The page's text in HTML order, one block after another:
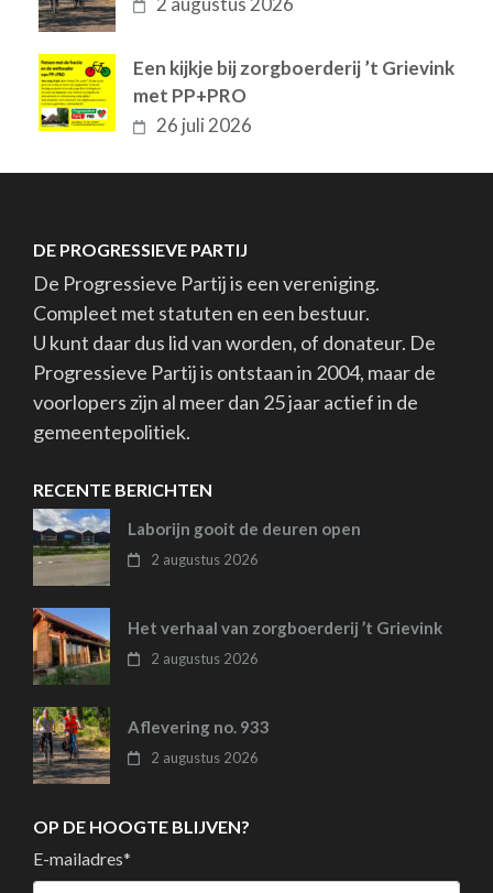
Een kijkje bij zorgboerderij ’t Grievink
met PP+PRO
26 juli 2026
DE PROGRESSIEVE PARTIJ
De Progressieve Partij is een vereniging.
Compleet met statuten en een bestuur.
U kunt daar dus lid van worden, of donateur. De
Progressieve Partij is ontstaan in 2004, maar de
voorlopers zijn al meer dan 25 jaar actief in de
gemeentepolitiek.
RECENTE BERICHTEN
Laborijn gooit de deuren open
2 augustus 2026
Het verhaal van zorgboerderij ’t Grievink
2 augustus 2026
Aflevering no. 933
2 augustus 2026
OP DE HOOGTE BLIJVEN?
E-mailadres*